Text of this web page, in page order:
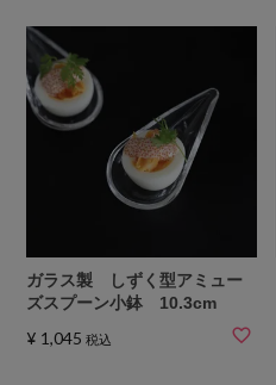
ガラス製 しずく型アミュー
ズスプーン小鉢 10.3cm
¥ 1,045 税込